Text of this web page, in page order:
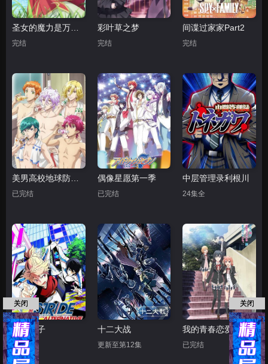
完结
彩叶草之梦
完结
间谍过家家Part2
完结
已完结
偶像星愿第一季
已完结
中层管理录利根川
24集全
疾走王子
已完结
十二大战
更新至第12集
我的青春恋爱物语果然有问题第二季
已完结
关闭 关闭